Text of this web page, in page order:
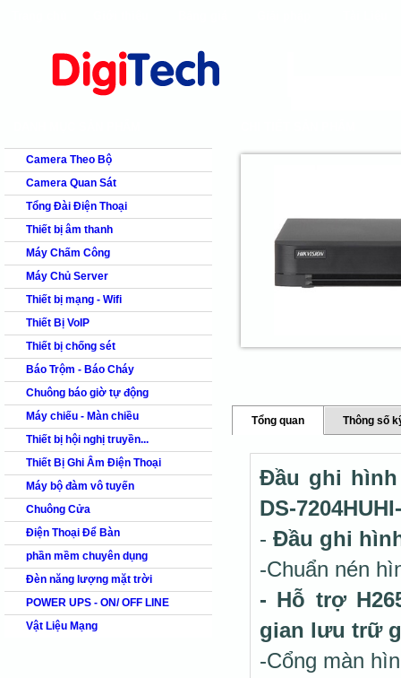
products
Camera Theo Bộ
Camera Quan Sát
Tổng Đài Điện Thoại
Thiết bị âm thanh
Máy Chấm Công
Máy Chủ Server
Thiết bị mạng - Wifi
Thiết Bị VoIP
Thiết bị chống sét
Báo Trộm - Báo Cháy
Chuông báo giờ tự động
Máy chiếu - Màn chiều
Thiết bị hội nghị truyền...
Thiết Bị Ghi Âm Điện Thoại
Máy bộ đàm vô tuyến
Chuông Cửa
Điện Thoại Để Bàn
phần mềm chuyên dụng
Đèn năng lượng mặt trời
POWER UPS - ON/ OFF LINE
Vật Liệu Mạng
Tổng quan Thông số
Đầu ghi hình
DS-
- Đầu ghi
-Chuẩn nén
- Hỗ trợ
gian lưu trữ
-Cổng màn